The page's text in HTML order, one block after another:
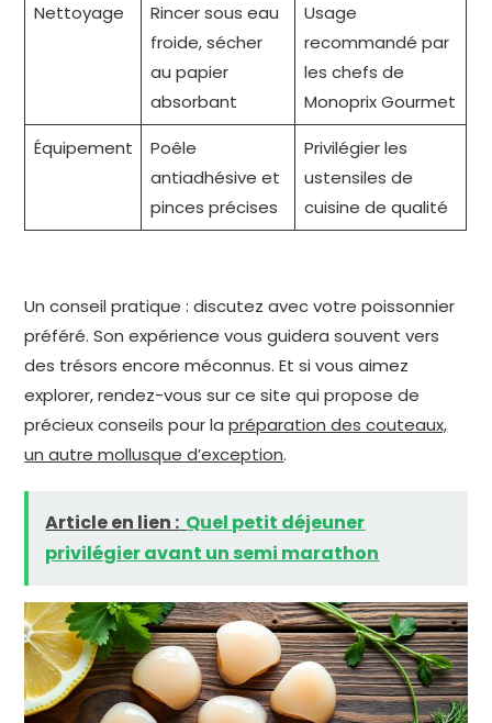
Nettoyage
Rincer sous eau
froide, sécher
au papier
absorbant
Usage
recommandé par
les chefs de
Monoprix Gourmet
Équipement
Poêle
antiadhésive et
pinces précises
Privilégier les
ustensiles de
cuisine de qualité
Un conseil pratique : discutez avec votre poissonnier
préféré. Son expérience vous guidera souvent vers
des trésors encore méconnus. Et si vous aimez
explorer, rendez-vous sur ce site qui propose de
précieux conseils pour lapréparation des couteaux,
un autre mollusque d’exception.
Article en lien : Quel petit déjeuner
privilégier avant un semi marathon